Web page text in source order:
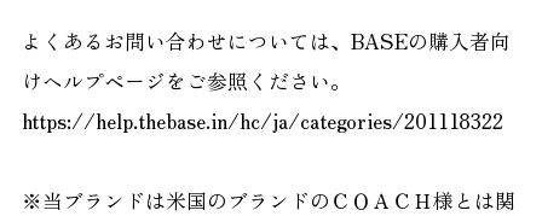
よくあるお問い合わせについては、BASEの購入者向
けヘルプページをご参照ください。
https://help.thebase.in/hc/ja/categories/201118322
※当ブランドは米国のブランドのＣＯＡＣＨ様とは関